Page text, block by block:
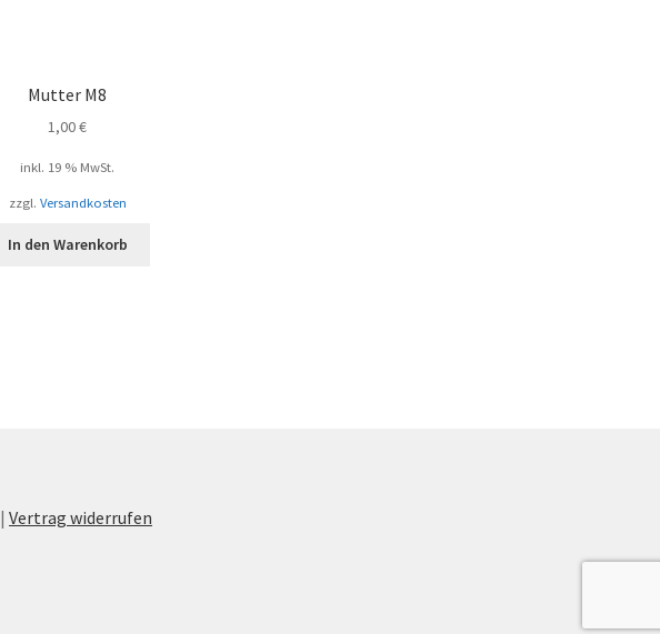
Mutter M8
1,00€
inkl. 19 % MwSt.
zzgl. Versandkosten
In den Warenkorb
|Vertrag widerrufen